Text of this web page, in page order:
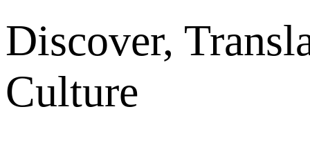
Discover,
Culture